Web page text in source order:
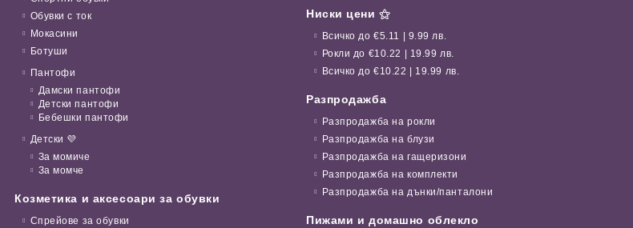
Обувки с ток
Мокасини
Ботуши
Пантофи
Дамски пантофи
Детски пантофи
Бебешки пантофи
Детски 💜
За момиче
За момче
Козметика и аксесоари за обувки
Спрейове за обувки
Ниски цени ⚝
Всичко до €5.11 | 9.99 лв.
Рокли до €10.22 | 19.99 лв.
Всичко до €10.22 | 19.99 лв.
Разпродажба
Разпродажба на рокли
Разпродажба на блузи
Разпродажба на гащеризони
Разпродажба на комплекти
Разпродажба на дънки/панталони
Пижами и домашно облекло